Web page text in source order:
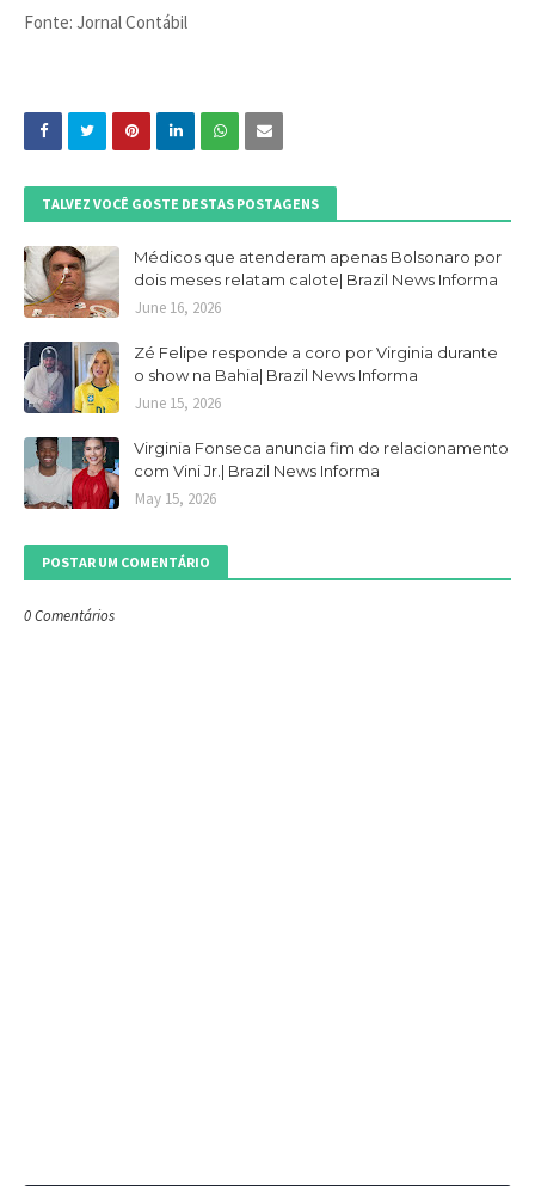
Fonte: Jornal Contábil
TALVEZ VOCÊ GOSTE DESTAS POSTAGENS
Médicos que atenderam apenas Bolsonaro por
dois meses relatam calote| Brazil News Informa
June 16, 2026
Zé Felipe responde a coro por Virginia durante
o show na Bahia| Brazil News Informa
June 15, 2026
Virginia Fonseca anuncia fim do relacionamento
com Vini Jr.| Brazil News Informa
May 15, 2026
POSTAR UM COMENTÁRIO
0 Comentários